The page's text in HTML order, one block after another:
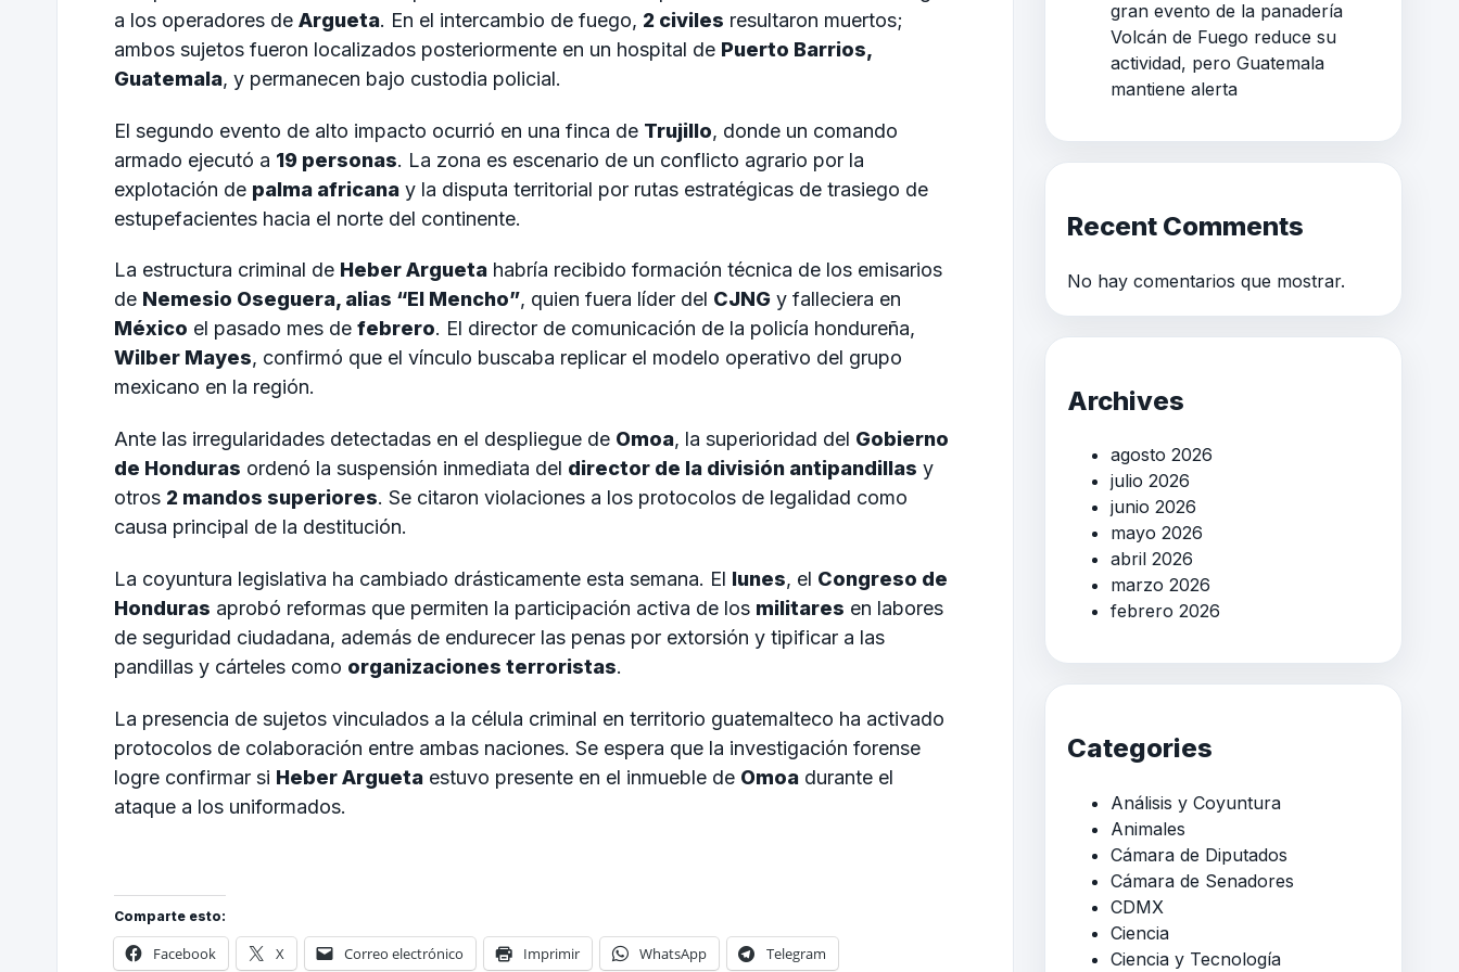
a los operadores de Argueta. En el intercambio de fuego, 2 civiles resultaron muertos;
ambos sujetos fueron localizados posteriormente en un hospital de Puerto Barrios,
Guatemala, y permanecen bajo custodia policial.
El segundo evento de alto impacto ocurrió en una finca de Trujillo, donde un comando
armado ejecutó a 19 personas. La zona es escenario de un conflicto agrario por la
explotación de palma africana y la disputa territorial por rutas estratégicas de trasiego de
estupefacientes hacia el norte del continente.
La estructura criminal de Heber Argueta habría recibido formación técnica de los emisarios
de Nemesio Oseguera, alias “El Mencho”, quien fuera líder del CJNG y falleciera en
México el pasado mes de febrero. El director de comunicación de la policía hondureña,
Wilber Mayes, confirmó que el vínculo buscaba replicar el modelo operativo del grupo
mexicano en la región.
Ante las irregularidades detectadas en el despliegue de Omoa, la superioridad del Gobierno
de Honduras ordenó la suspensión inmediata del director de la división antipandillas y
otros 2 mandos superiores. Se citaron violaciones a los protocolos de legalidad como
causa principal de la destitución.
La coyuntura legislativa ha cambiado drásticamente esta semana. El lunes, el Congreso de
Honduras aprobó reformas que permiten la participación activa de los militares en labores
de seguridad ciudadana, además de endurecer las penas por extorsión y tipificar a las
pandillas y cárteles como organizaciones terroristas.
La presencia de sujetos vinculados a la célula criminal en territorio guatemalteco ha activado
protocolos de colaboración entre ambas naciones. Se espera que la investigación forense
logre confirmar si Heber Argueta estuvo presente en el inmueble de Omoa durante el
ataque a los uniformados.
Comparte esto:
Facebook X Correo electrónico Imprimir WhatsApp Telegram
gran evento de la panadería
Volcán de Fuego reduce su
actividad, pero Guatemala
mantiene alerta
Recent Comments
No hay comentarios que mostrar.
Archives
agosto 2026
julio 2026
junio 2026
mayo 2026
abril 2026
marzo 2026
febrero 2026
Categories
Análisis y Coyuntura
Animales
Cámara de Diputados
Cámara de Senadores
CDMX
Ciencia
Ciencia y Tecnología